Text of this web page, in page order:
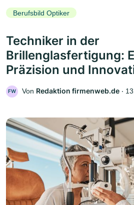
Berufsbild Optiker
Techniker in der
Brillenglasfertigung:
Präzision und
FW Von Redaktion firmenweb.de ‧